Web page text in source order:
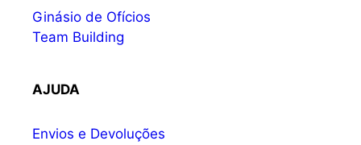
Ginásio de Ofícios
Team Building
AJUDA
Envios e Devoluções